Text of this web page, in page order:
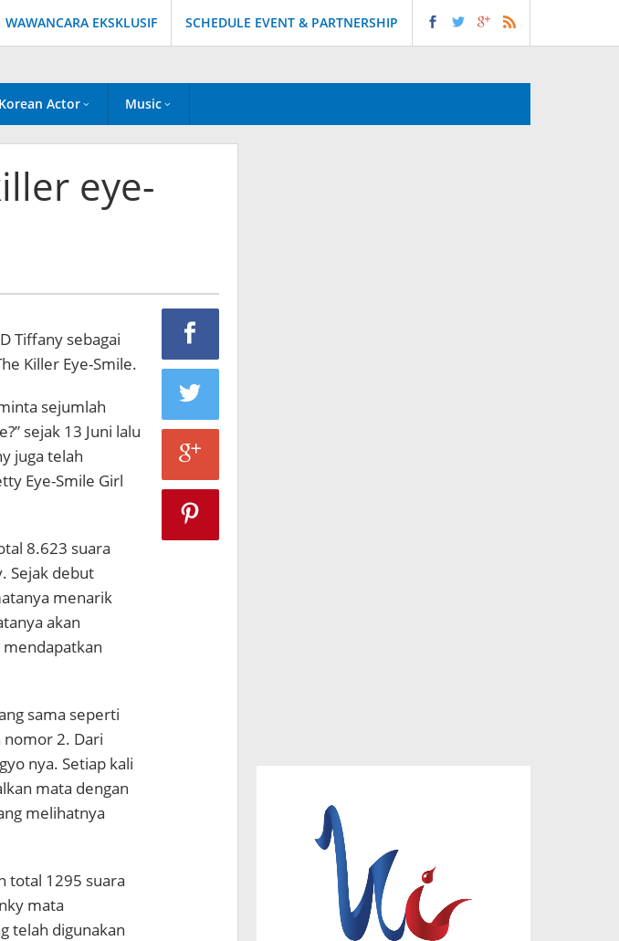
WAWANCARA EKSKLUSIF SCHEDULE EVENT & PARTNERSHIP
Korean Actor Music
eye-
Tiffany sebagai
Killer Eye-Smile.
sejumlah
sejak 13 Juni lalu
juga telah
Eye-Smile Girl
8.623 suara
Sejak debut
menarik
akan
sama seperti
nomor 2. Dari
nya. Setiap kali
mata dengan
melihatnya
total 1295 suara
mata
telah digunakan